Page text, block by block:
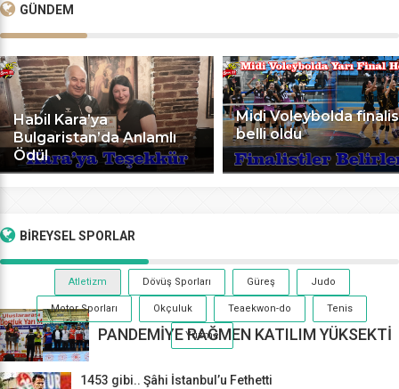
GÜNDEM
Habil Kara’ya
Bulgaristan’da Anlamlı
Ödül
Midi Voleybolda
belli oldu
BİREYSELSPORLAR
Atletizm Dövüş Sporları Güreş Judo
Motor Sporları Okçuluk Teaekwon-do Tenis
Yüzme
PANDEMİYE RAĞMEN KATILIM YÜKSEKTİ
1453 gibi.. Şâhi İstanbul’u Fethetti